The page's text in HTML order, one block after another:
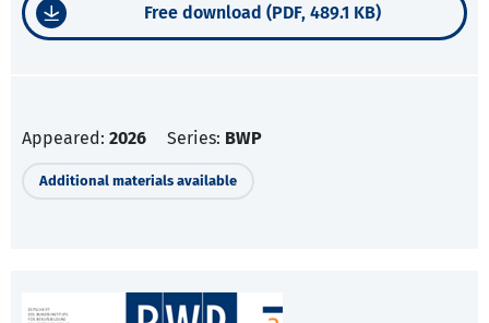
Free download (PDF, 489.1 KB)
Appeared: 2026 Series: BWP
Additional materials available